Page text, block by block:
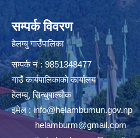
सम्पर्क विवरण
हेलम्बु गाउँपालिका
सम्पर्क नं : 9851348477
गाउँ कार्यपालिकाको कार्यालय
हेलम्बु, सिन्धुपाल्चोक
इमेल :info@helambumun.gov.np
helamburm@gmail.com